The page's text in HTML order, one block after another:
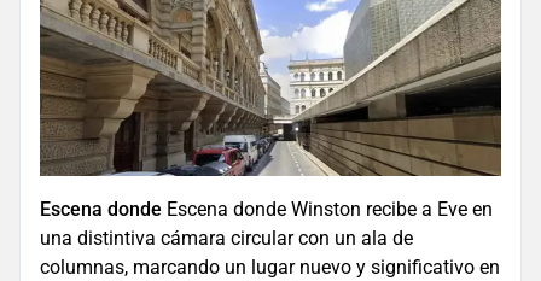
Escena donde Escena donde Winston recibe a Eve en
una distintiva cámara circular con un ala de
columnas, marcando un lugar nuevo y significativo en